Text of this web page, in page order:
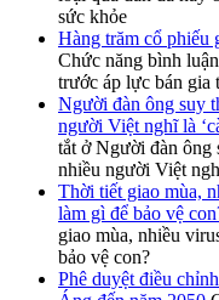
sức khỏe
Hàng trăm cổ phiếu
Chức năng bình
trước áp lực bán gia
Người đàn ông suy
người Việt nghĩ là
tắt ở Người đàn ông
nhiều người Việt
Thời tiết giao mùa,
làm gì để bảo vệ
giao mùa, nhiều
bảo vệ con?
Phê duyệt điều